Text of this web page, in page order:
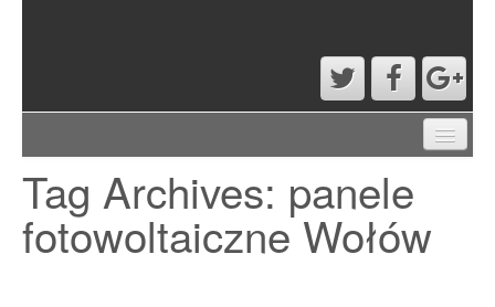
PRZYKŁADOWA STRONA
STRONA GŁÓWNA
Tag Archives: panele
fotowoltaiczne Wołów